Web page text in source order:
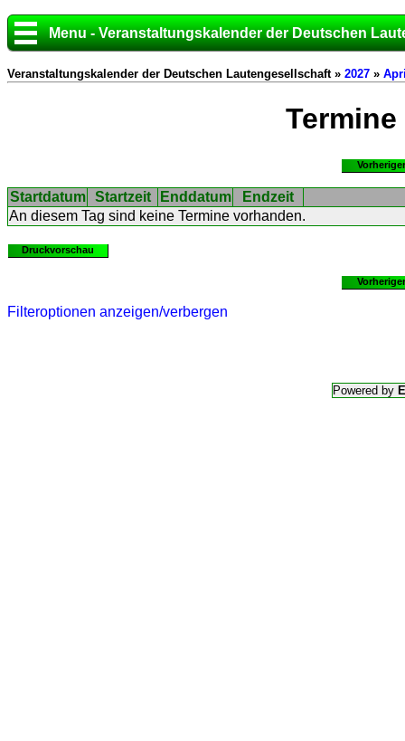
Menu - Veranstaltungskalender der Deutschen
Veranstaltungskalender der Deutschen Lautengesellschaft » 2027 »
Termine
Startdatum Startzeit Enddatum
Endzeit
An diesem Tag sind keine Termine vorhanden.
Druckvorschau
Filteroptionen anzeigen/verbergen
Powered by